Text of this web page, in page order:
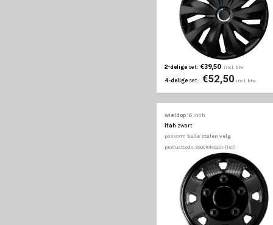
giga rzwart/rood
pasvormstandaard
productcode:
2-deligeset: €32,50
4-deligeset:
wieldop 16 inch